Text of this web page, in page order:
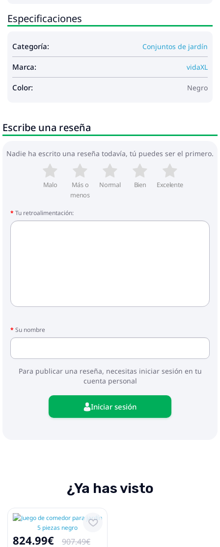
Altura del reposabrazos desde el suelo: 54 cm
Resistente a la intemperie
La entrega contiene:
1 x Mesa
4 x Silla
4 x Cojines de asiento
Especificaciones
Categoría: Conjuntos de jardín
Marca: vidaXL
Color: Negro
Escribe una reseña
Nadie ha escrito una reseña todavía, tú puedes ser el primero.
Malo
Más o
menos
Normal Bien Excelente
Tu retroalimentación:
Su nombre
Para publicar una reseña, necesitas iniciar sesión en tu
cuenta personal
Iniciar sesión
¿Ya has visto
824.99€
907.49€